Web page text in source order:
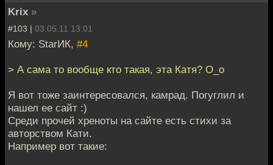
Krix »
#103 | 03.05.11 13:01
Кому: StarИК, #4
> А сама то вообще кто такая, эта Катя? О_о
Я вот тоже заинтересовался, камрад. Погуглил и
нашел ее сайт :)
Среди прочей хреноты на сайте есть стихи за
авторством Кати.
Например вот такие: